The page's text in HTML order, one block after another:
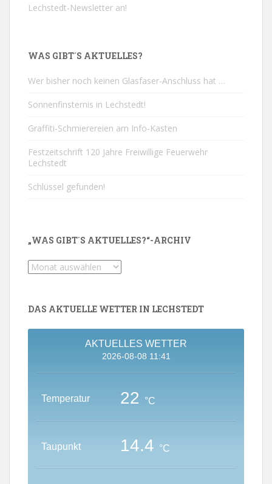
Lechstedt-Newsletter an!
WAS GIBT´S AKTUELLES?
Wer bisher noch keinen Glasfaser-Anschluss hat …
Sonnenfinsternis in Lechstedt!
Graffiti-Schmierereien am Info-Kasten
Festzeitschrift 120 Jahre Freiwillige Feuerwehr
Lechstedt
Schlüssel gefunden!
„WAS GIBT´S AKTUELLES?“-ARCHIV
„Was
Aktuelles?“-
DAS AKTUELLE WETTER IN LECHSTEDT